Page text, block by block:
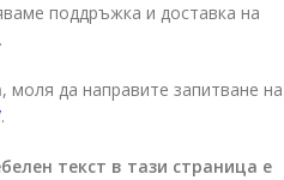
поддръжка и доставка на
, моля да направите запитване на
.
текст в тази страница е